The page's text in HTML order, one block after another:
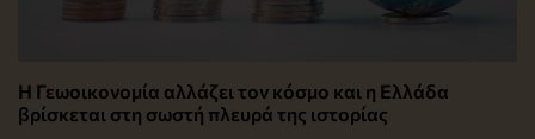
Η Γεωοικονομία αλλάζει τον κόσμο και η Ελλάδα
βρίσκεται στη σωστή πλευρά της ιστορίας